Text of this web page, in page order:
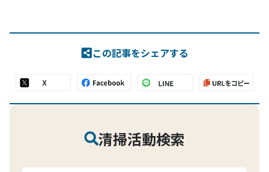
この記事をシェアする
清掃活動検索